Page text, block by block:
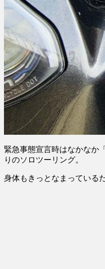
緊急事態宣言時はなかなか
りのソロツーリング。
身体もきっとなまっている